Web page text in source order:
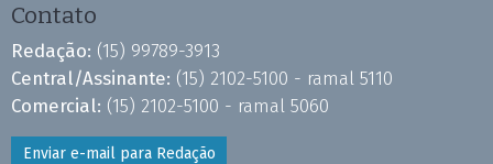
Contato
Redação: (15) 99789-3913
Central/Assinante: (15) 2102-5100 - ramal 5110
Comercial: (15) 2102-5100 - ramal 5060
Enviar e-mail para Redação